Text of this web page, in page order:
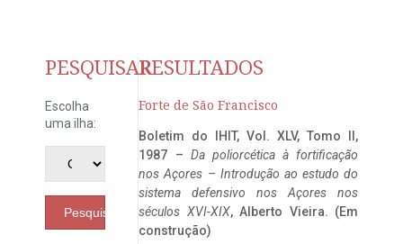
PESQUISAR
Escolha
uma ilha:
Pesquisar
RESULTADOS
Forte de São Francisco
Boletim do IHIT, Vol. XLV, Tomo II,
1987 – Da poliorcética à fortificação
nos Açores – Introdução ao estudo do
sistema defensivo nos Açores nos
séculos XVI-XIX, Alberto Vieira. (Em
construção)